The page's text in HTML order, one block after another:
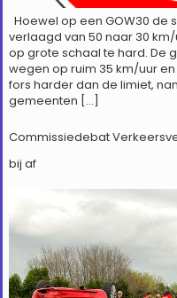
Hoewel op een GOW30 de
verlaagd van 50 naar 30
op grote schaal te hard. De
wegen op ruim 35 km/uur
fors harder dan de limiet,
gemeenten […]
Commissiedebat
bij af